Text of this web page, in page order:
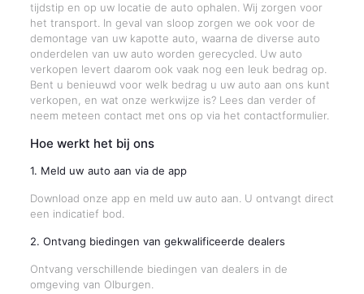
tijdstip en op uw locatie de auto ophalen. Wij zorgen voor
het transport. In geval van sloop zorgen we ook voor de
demontage van uw kapotte auto, waarna de diverse auto
onderdelen van uw auto worden gerecycled. Uw auto
verkopen levert daarom ook vaak nog een leuk bedrag op.
Bent u benieuwd voor welk bedrag u uw auto aan ons kunt
verkopen, en wat onze werkwijze is? Lees dan verder of
neem meteen contact met ons op via het contactformulier.
Hoe werkt het bij ons
1. Meld uw auto aan via de app
Download onze app en meld uw auto aan. U ontvangt direct
een indicatief bod.
2. Ontvang biedingen van gekwalificeerde dealers
Ontvang verschillende biedingen van dealers in de
omgeving van Olburgen.